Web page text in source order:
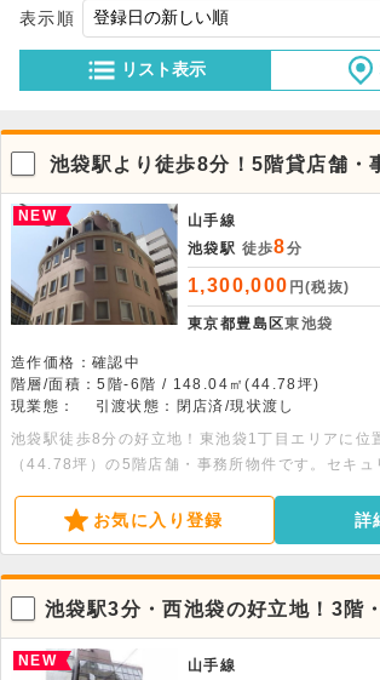
リスト表示
表示順
池袋駅より徒歩8分！5階貸店舗・
NEW
山手線
池袋駅 徒歩8分
1,300,000 円(税抜)
東京都豊島区東池袋
造作価格：確認中
階層/面積：5階-6階 / 148.04㎡(44.78坪)
現業態：
引渡状態：閉店済/現状渡し
池袋駅徒歩8分の好立地！東池袋1丁目エリアに位
（44.78坪）の5階店舗・事務所物件です。セキュ
ロンやエステ、クリニック等のサービス店舗から
用可能です。ぜひお気軽にお問い合わせください
お気に入り登録 詳
池袋駅3分・西池袋の好立地！3階
店舗・事務所
NEW
山手線